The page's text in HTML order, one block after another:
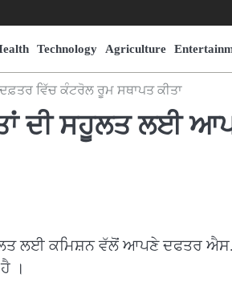
Technology Agriculture
ਵਿੱਚ ਕੰਟਰੋਲ ਰੂਮ ਸਥਾਪਤ ਕੀਤਾ
ਦੀ ਸਹੂਲਤ ਲਈ
ਲਈ ਕਮਿਸ਼ਨ ਵੱਲੋਂ ਆਪਣੇ ਦਫਤਰ
।